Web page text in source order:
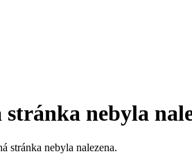
stránka nebyla
stránka nebyla nalezena.